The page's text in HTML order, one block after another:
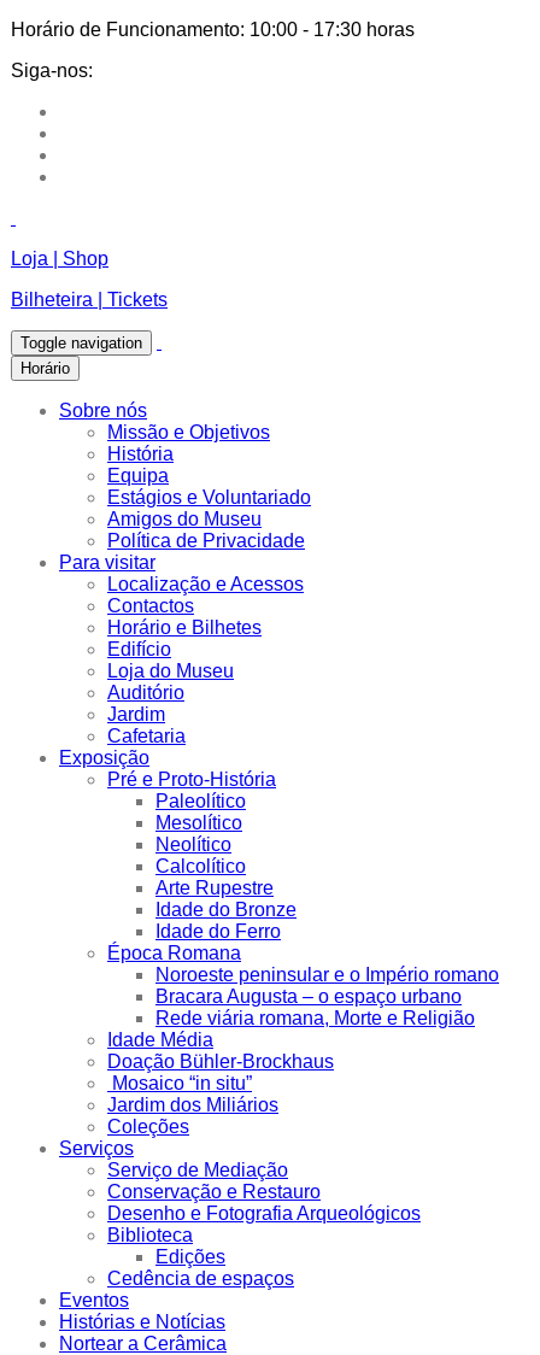
Horário de Funcionamento: 10:00 - 17:30 horas
Siga-nos:
Loja | Shop
Bilheteira | Tickets
Toggle navigation
Horário
Sobre nós
Missão e Objetivos
História
Equipa
Estágios e Voluntariado
Amigos do Museu
Política de Privacidade
Para visitar
Localização e Acessos
Contactos
Horário e Bilhetes
Edifício
Loja do Museu
Auditório
Jardim
Cafetaria
Exposição
Pré e Proto-História
Paleolítico
Mesolítico
Neolítico
Calcolítico
Arte Rupestre
Idade do Bronze
Idade do Ferro
Época Romana
Noroeste peninsular e o Império romano
Bracara Augusta – o espaço urbano
Rede viária romana, Morte e Religião
Idade Média
Doação Bühler-Brockhaus
Mosaico “in situ”
Jardim dos Miliários
Coleções
Serviços
Serviço de Mediação
Conservação e Restauro
Desenho e Fotografia Arqueológicos
Biblioteca
Edições
Cedência de espaços
Eventos
Histórias e Notícias
Nortear a Cerâmica